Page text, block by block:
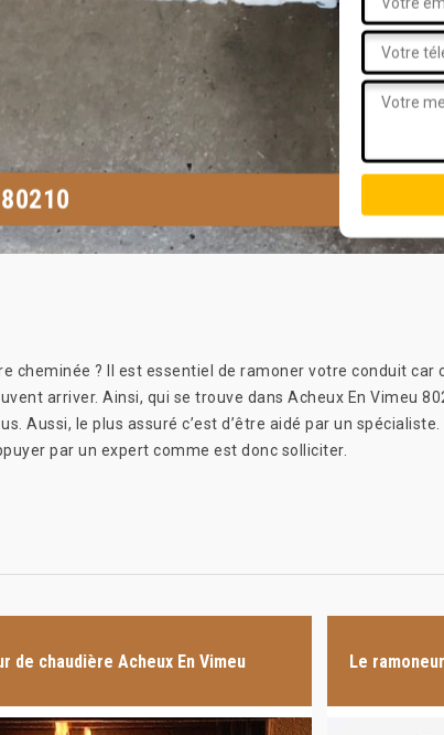
cheminée ? Il est essentiel de ramoner votre conduit car
arriver. Ainsi, qui se trouve dans Acheux En Vimeu
Aussi, le plus assuré c’est d’être aidé par un
par un expert comme est donc solliciter.
de chaudière Acheux En Vimeu Le